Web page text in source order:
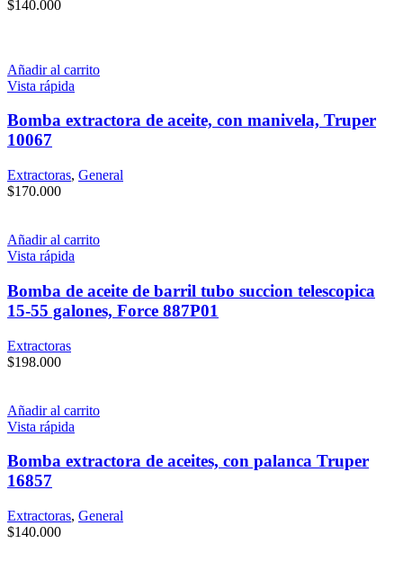
$140.000
Añadir al carrito
Vista rápida
Bomba extractora de aceite, con manivela, Truper
10067
Extractoras, General
$170.000
Añadir al carrito
Vista rápida
Bomba de aceite de barril tubo succion telescopica
15-55 galones, Force 887P01
Extractoras
$198.000
Añadir al carrito
Vista rápida
Bomba extractora de aceites, con palanca Truper
16857
Extractoras, General
$140.000